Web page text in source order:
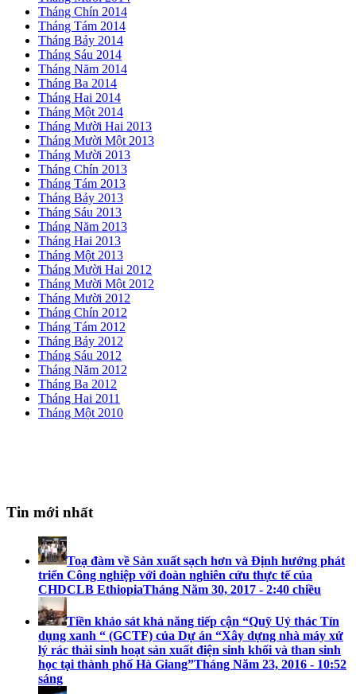
Tháng Chín 2014
Tháng Tám 2014
Tháng Bảy 2014
Tháng Sáu 2014
Tháng Năm 2014
Tháng Ba 2014
Tháng Hai 2014
Tháng Một 2014
Tháng Mười Hai 2013
Tháng Mười Một 2013
Tháng Mười 2013
Tháng Chín 2013
Tháng Tám 2013
Tháng Bảy 2013
Tháng Sáu 2013
Tháng Năm 2013
Tháng Hai 2013
Tháng Một 2013
Tháng Mười Hai 2012
Tháng Mười Một 2012
Tháng Mười 2012
Tháng Chín 2012
Tháng Tám 2012
Tháng Bảy 2012
Tháng Sáu 2012
Tháng Năm 2012
Tháng Ba 2012
Tháng Hai 2011
Tháng Một 2010
Tin mới nhất
Toạ đàm về Sản xuất sạch hơn và Định hướng phát
triển Công nghiệp với đoàn nghiên cứu thực tế của
CHDCLB EthiopiaTháng Năm 30, 2017 - 2:40 chiều
Tiền khảo sát khả năng tiếp cận “Quỹ Uỷ thác Tín
dụng xanh “ (GCTF) của Dự án “Xây dựng nhà máy xử
lý rác thải sinh hoạt sản xuất điện sinh khối và than sinh
học tại thành phố Hà Giang”Tháng Năm 23, 2016 - 10:52
sáng